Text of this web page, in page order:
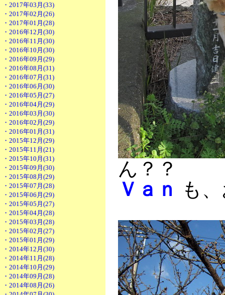
・2017年03月(33)
・2017年02月(26)
・2017年01月(28)
・2016年12月(30)
・2016年11月(30)
・2016年10月(30)
・2016年09月(29)
・2016年08月(31)
・2016年07月(31)
・2016年06月(30)
・2016年05月(27)
・2016年04月(29)
・2016年03月(30)
・2016年02月(29)
・2016年01月(31)
・2015年12月(29)
・2015年11月(21)
・2015年10月(31)
・2015年09月(30)
・2015年08月(29)
・2015年07月(28)
・2015年06月(29)
・2015年05月(27)
・2015年04月(28)
・2015年03月(28)
・2015年02月(27)
・2015年01月(29)
・2014年12月(30)
・2014年11月(28)
・2014年10月(29)
・2014年09月(28)
・2014年08月(26)
ん？？
Ｖａｎ
も